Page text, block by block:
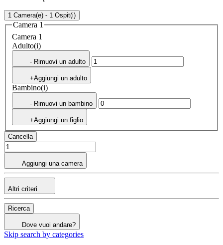
1 Camera(e) - 1 Ospit(i)
Camera 1
Camera 1
Adulto(i)
- Rimuovi un adulto
+Aggiungi un adulto
Bambino(i)
- Rimuovi un bambino
+Aggiungi un figlio
Cancella
Aggiungi una camera
Altri criteri
Ricerca
Dove vuoi andare?
Skip search by categories